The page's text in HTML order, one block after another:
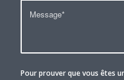
Pour prouver que vous êtes